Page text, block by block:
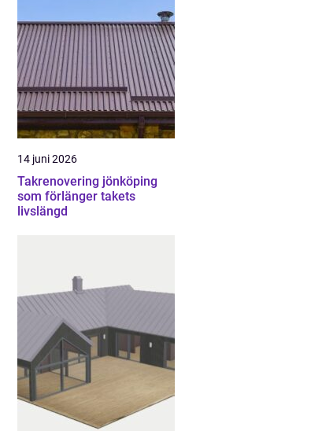
14 juni 2026
Takrenovering jönköping
som förlänger takets
livslängd